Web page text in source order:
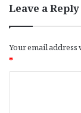
Leave a Reply
Your email
*